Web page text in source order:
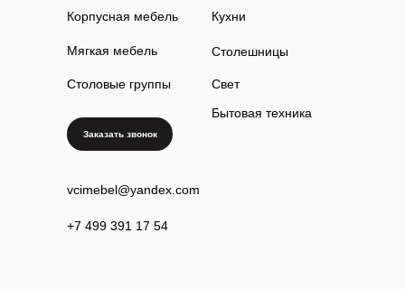
Корпусная мебель
Мягкая мебель
Столовые группы
vcimebel@yandex.com
+7 499 391 17 54
Кухни
Столешницы
Свет
Бытовая техника
Заказать звонок